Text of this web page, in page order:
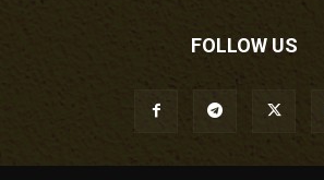
FOLLOW US